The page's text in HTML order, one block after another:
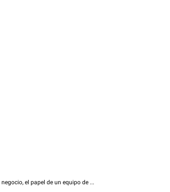
el papel de un equipo de ...